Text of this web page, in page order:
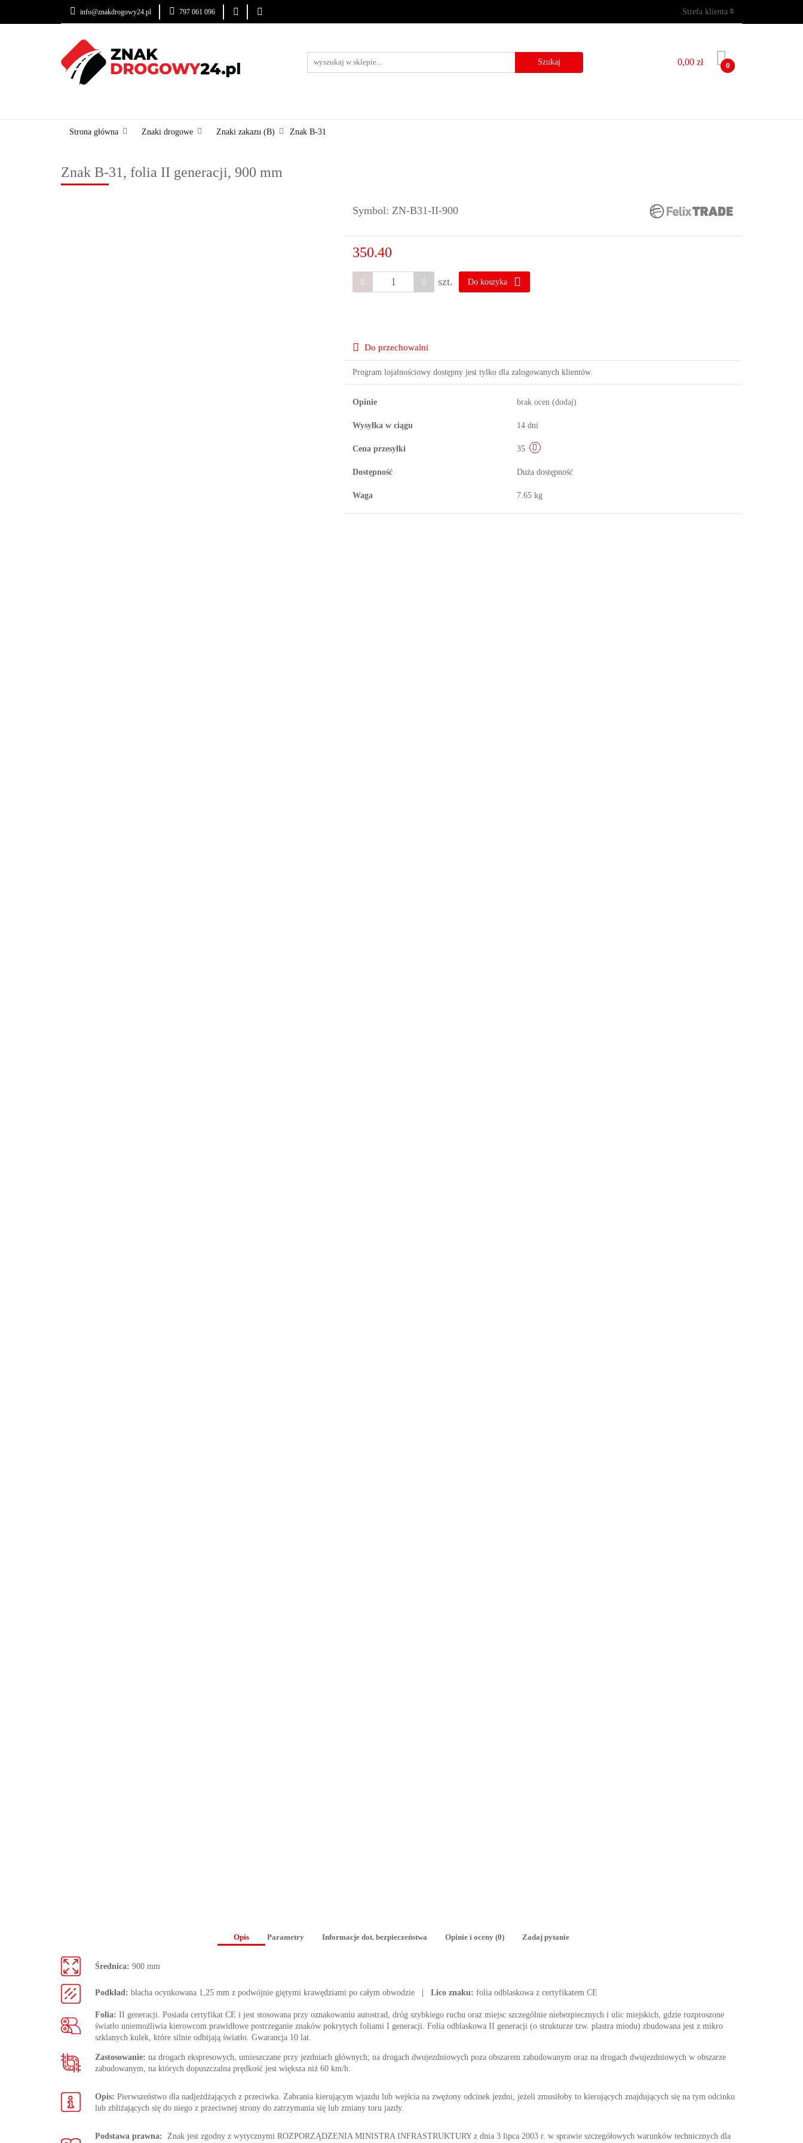
info@znakdrogowy24.pl 797 061 096 Strefa klienta
Zarejestruj się
Dodaj zgłoszenie
0,00 zł 0
ZNAKI DROGOWE
Strona główna Znaki drogowe Znaki zakazu (B) Znak B-31
Znak B-31, folia II generacji, 900 mm
Symbol: ZN-B31-II-900
350.40
szt. Do koszyka
Do przechowalni
Program lojalnościowy dostępny jest tylko dla zalogowanych klientów.
Opinie brak ocen (dodaj)
Wysyłka w ciągu 14 dni
Cena przesyłki 35
Dostępność Duża dostępność
Waga 7.65 kg
Opis Parametry Informacje dot. bezpieczeństwa Opinie i oceny (0) Zadaj pytanie
Średnica: 900 mm
Podkład: blacha ocynkowana 1,25 mm z podwójnie giętymi krawędziami po całym obwodzie Lico znaku: folia odblaskowa z certyfikatem CE
Folia: II generacji. Posiada certyfikat CE i jest stosowana przy oznakowaniu autostrad, dróg szybkiego ruchu oraz miejsc szczególnie niebezpiecznych i ulic miejskich, gdzie rozproszone
światło uniemożliwia kierowcom prawidłowe postrzeganie znaków pokrytych foliami I generacji. Folia odblaskowa II generacji (o strukturze tzw. plastra miodu) zbudowana jest z mikro
szklanych kulek, które silnie odbijają światło. Gwarancja 10 lat.
Zastosowanie: na drogach ekspresowych, umieszczane przy jezdniach głównych; na drogach dwujezdniowych poza obszarem zabudowanym oraz na drogach dwujezdniowych w obszarze
zabudowanym, na których dopuszczalna prędkość jest większa niż 60 km/h.
Opis: Pierwszeństwo dla nadjeżdżających z przeciwka. Zabrania kierującym wjazdu lub wejścia na zwężony odcinek jezdni, jeżeli zmusiłoby to kierujących znajdujących się na tym odcinku
lub zbliżających się do niego z przeciwnej strony do zatrzymania się lub zmiany toru jazdy.
Podstawa prawna: Znak jest zgodny z wytycznymi ROZPORZĄDZENIA MINISTRA INFRASTRUKTURY z dnia 3 lipca 2003 r. w sprawie szczegółowych warunków technicznych dla